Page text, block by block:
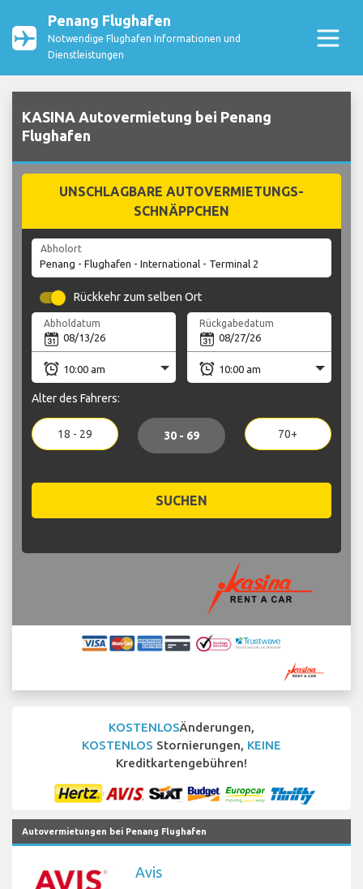
Penang Flughafen
Notwendige Flughafen Informationen und
Dienstleistungen
KASINA Autovermietung bei Penang
Flughafen
UNSCHLAGBARE AUTOVERMIETUNGS-
SCHNÄPPCHEN
Abholort
Rückkehr zum selben Ort
Abholdatum Rückgabedatum
Alter des Fahrers:
18 - 29 30 - 69 70+
SUCHEN
KOSTENLOSÄnderungen,
KOSTENLOS Stornierungen, KEINE
Kreditkartengebühren!
Autovermietungen bei Penang Flughafen
Avis